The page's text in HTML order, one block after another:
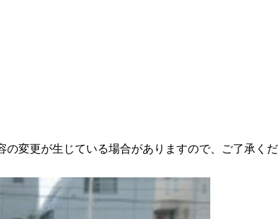
変更が生じている場合がありますので、ご了承く